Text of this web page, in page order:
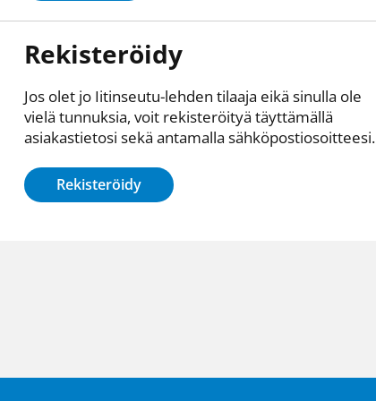
Rekisteröidy
Jos olet jo Iitinseutu-lehden tilaaja eikä sinulla ole
vielä tunnuksia, voit rekisteröityä täyttämällä
asiakastietosi sekä antamalla sähkö­posti­osoitteesi.
Rekisteröidy